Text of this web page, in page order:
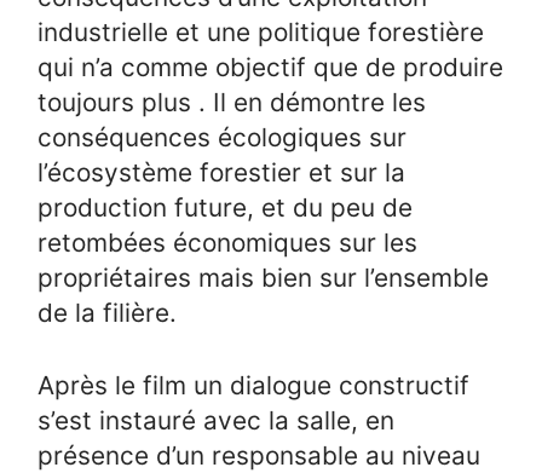
industrielle et une politique forestière
qui n’a comme objectif que de produire
toujours plus . Il en démontre les
conséquences écologiques sur
l’écosystème forestier et sur la
production future, et du peu de
retombées économiques sur les
propriétaires mais bien sur l’ensemble
de la filière.
Après le film un dialogue constructif
s’est instauré avec la salle, en
présence d’un responsable au niveau